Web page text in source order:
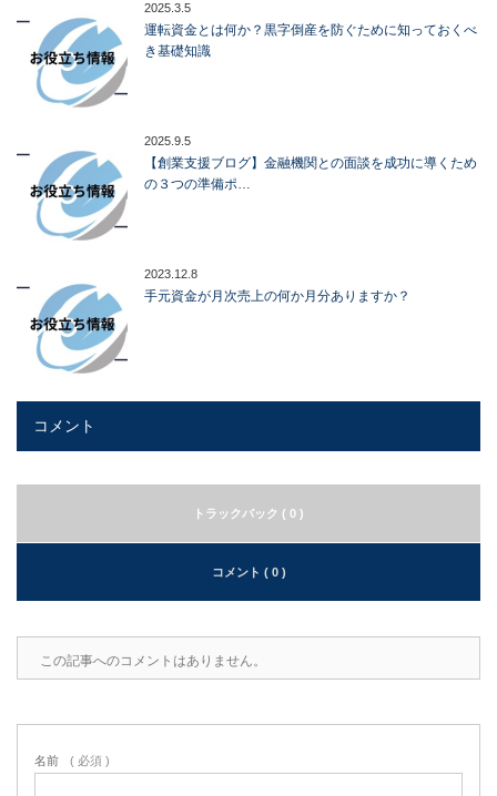
2025.3.5
運転資金とは何か？黒字倒産を防ぐために知っておくべ
き基礎知識
2025.9.5
【創業支援ブログ】金融機関との面談を成功に導くため
の３つの準備ポ…
2023.12.8
手元資金が月次売上の何か月分ありますか？
コメント
トラックバック ( 0 )
コメント ( 0 )
この記事へのコメントはありません。
名前 ( 必須 )